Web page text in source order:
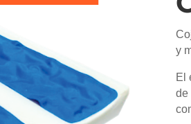
y
El
de